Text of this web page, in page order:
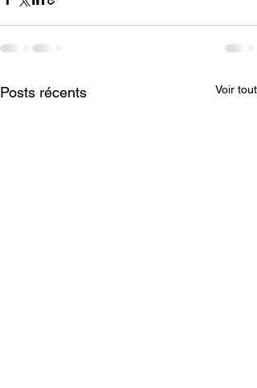
Posts récents Voir tout